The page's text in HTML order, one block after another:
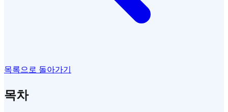
목록으로 돌아가기
목차